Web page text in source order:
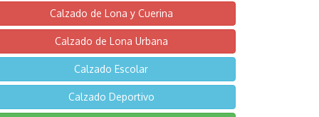
Calzado de Lona y Cuerina
Calzado de Lona Urbana
Calzado Escolar
Calzado Deportivo